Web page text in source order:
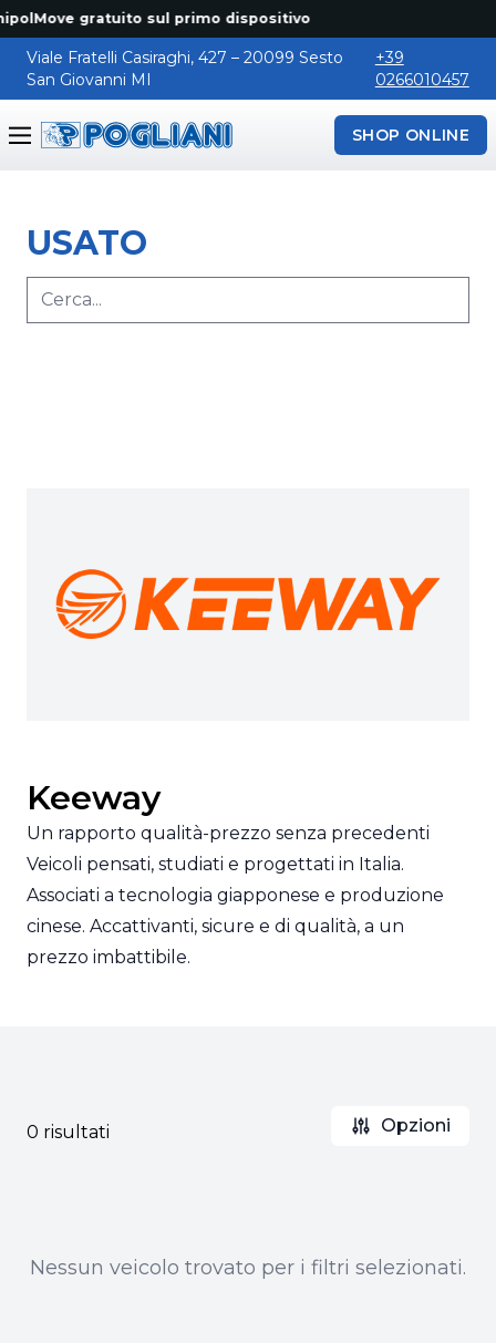
gratuito sul primo dispositivo
Viale Fratelli Casiraghi, 427 – 20099 Sesto
San Giovanni MI
+39
0266010457
SHOP ONLINE
USATO
Keeway
Un rapporto qualità-prezzo senza precedenti
Veicoli pensati, studiati e progettati in Italia.
Associati a tecnologia giapponese e produzione
cinese. Accattivanti, sicure e di qualità, a un
prezzo imbattibile.
0 risultati Opzioni
Nessun veicolo trovato per i filtri selezionati.